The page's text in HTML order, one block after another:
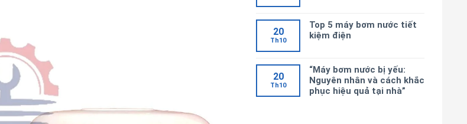
20
Th10
Top 5 máy bơm nước tiết
kiệm điện
20
Th10
“Máy bơm nước bị yếu:
Nguyên nhân và cách khắc
phục hiệu quả tại nhà”